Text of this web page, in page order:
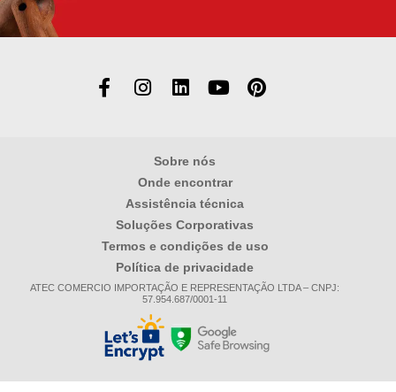
Sobre nós
Onde encontrar
Assistência técnica
Soluções Corporativas
Termos e condições de uso
Política de privacidade
ATEC COMERCIO IMPORTAÇÃO E REPRESENTAÇÃO LTDA – CNPJ:
57.954.687/0001-11